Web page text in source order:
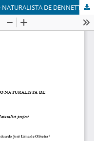
DE DENNETT